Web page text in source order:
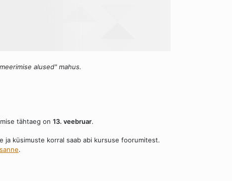
alused" mahus.
tähtaeg on 13. veebruar.
ja küsimuste korral saab abi kursuse foorumitest.
.